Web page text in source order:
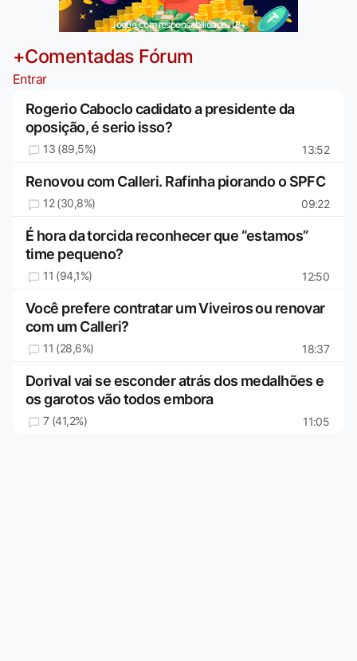
Jogue com responsabilidade. 18+
+Comentadas Fórum
Entrar
Rogerio Caboclo cadidato a presidente da
oposição, é serio isso?
13 (89,5%) 13:52
Renovou com Calleri. Rafinha piorando o SPFC
12 (30,8%) 09:22
É hora da torcida reconhecer que “estamos”
time pequeno?
11 (94,1%) 12:50
Você prefere contratar um Viveiros ou renovar
com um Calleri?
11 (28,6%) 18:37
Dorival vai se esconder atrás dos medalhões e
os garotos vão todos embora
7 (41,2%) 11:05